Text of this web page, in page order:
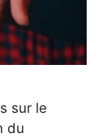
sur le
du